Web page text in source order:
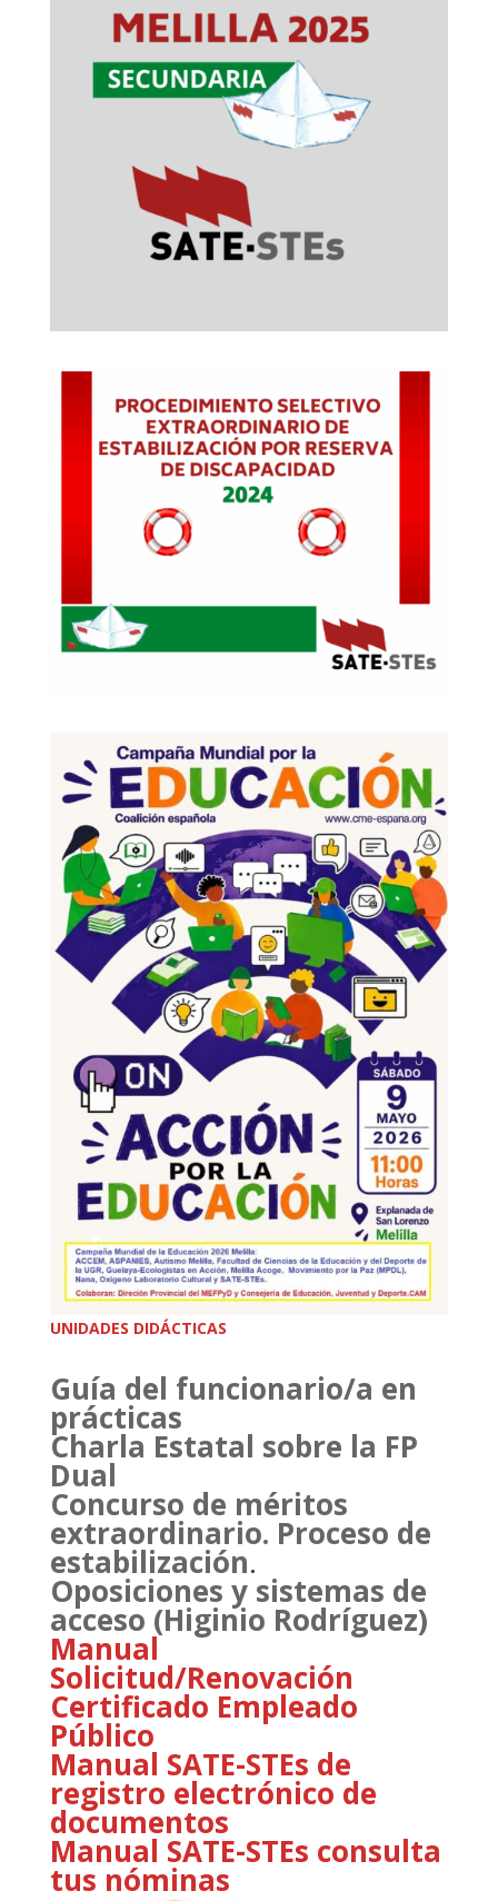
UNIDADES DIDÁCTICAS
Guía del funcionario/a en
prácticas
Charla Estatal sobre la FP
Dual
Concurso de méritos
extraordinario. Proceso de
estabilización.
Oposiciones y sistemas de
acceso (Higinio Rodríguez)
Manual
Solicitud/Renovación
Certificado Empleado
Público
Manual SATE-STEs de
registro electrónico de
documentos
Manual SATE-STEs consulta
tus nóminas